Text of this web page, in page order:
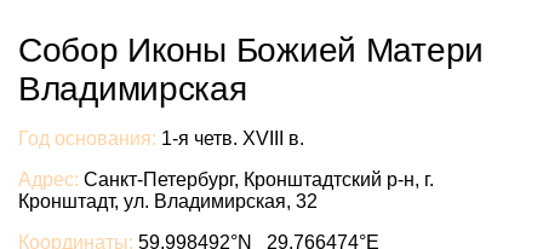
Собор Иконы Божией Матери
Владимирская
Год основания: 1-я четв. XVIII в.
Адрес: Санкт-Петербург, Кронштадтский р-н, г.
Кронштадт, ул. Владимирская, 32
Координаты: 59.998492°N 29.766474°E